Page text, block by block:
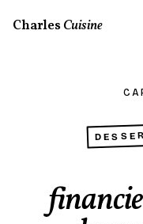
CharlesCuisine